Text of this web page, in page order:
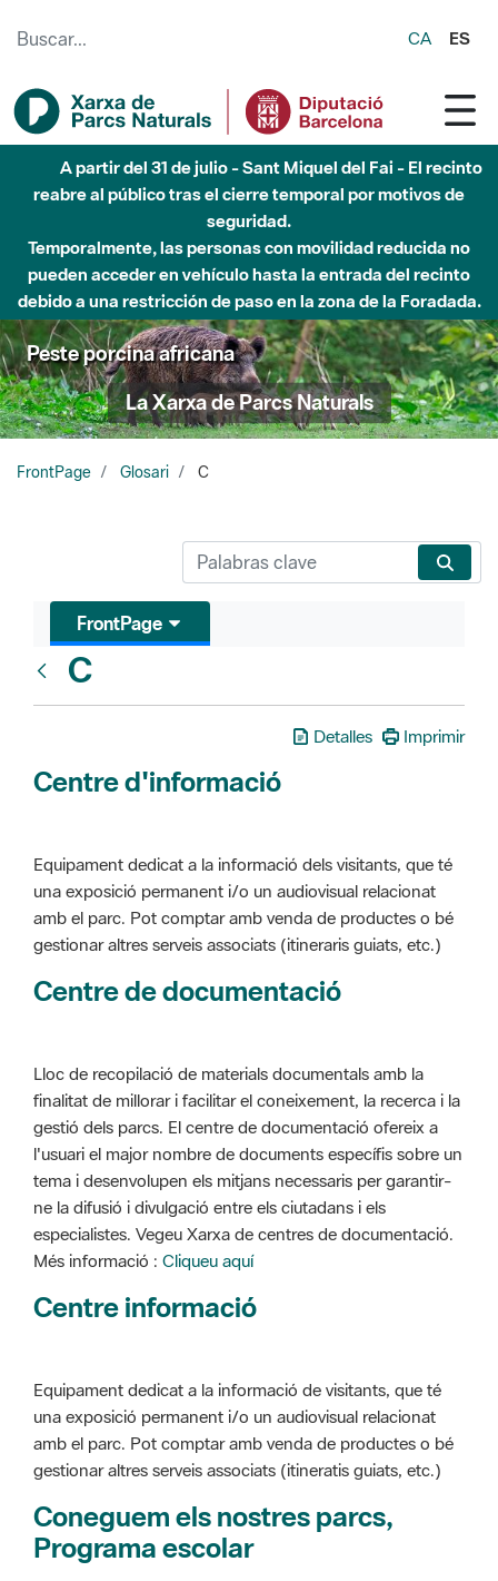
CA ES
A partir del 31 de julio - Sant Miquel del Fai - El recinto
reabre al público tras el cierre temporal por motivos de
seguridad.
Temporalmente, las personas con movilidad reducida no
pueden acceder en vehículo hasta la entrada del recinto
debido a una restricción de paso en la zona de la Foradada.
Peste porcina africana
La Xarxa de Parcs Naturals
FrontPage Glosari C
FrontPage
C
Detalles Imprimir
Centre d'informació
Equipament dedicat a la informació dels visitants, que té
una exposició permanent i/o un audiovisual relacionat
amb el parc. Pot comptar amb venda de productes o bé
gestionar altres serveis associats (itineraris guiats, etc.)
Centre de documentació
Lloc de recopilació de materials documentals amb la
finalitat de millorar i facilitar el coneixement, la recerca i la
gestió dels parcs. El centre de documentació ofereix a
l'usuari el major nombre de documents específis sobre un
tema i desenvolupen els mitjans necessaris per garantir-
ne la difusió i divulgació entre els ciutadans i els
especialistes. Vegeu Xarxa de centres de documentació.
Més informació : Cliqueu aquí
Centre informació
Equipament dedicat a la informació de visitants, que té
una exposició permanent i/o un audiovisual relacionat
amb el parc. Pot comptar amb venda de productes o bé
gestionar altres serveis associats (itineratis guiats, etc.)
Coneguem els nostres parcs,
Programa escolar